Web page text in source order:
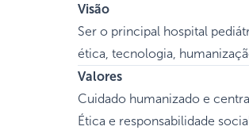
Visão
Ser o principal hospital
ética, tecnologia,
Valores
Cuidado humanizado e
Ética e responsabilidade